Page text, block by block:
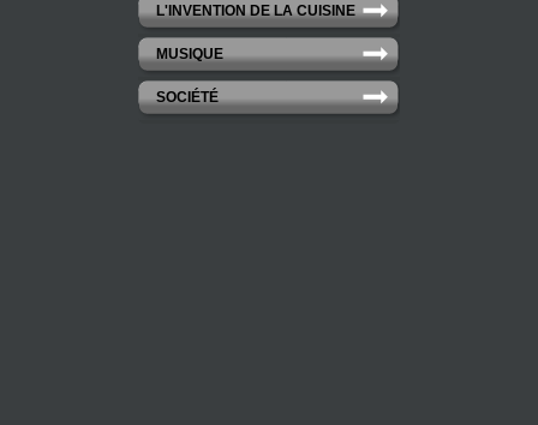
L'INVENTION DE LA CUISINE
MUSIQUE
SOCIÉTÉ